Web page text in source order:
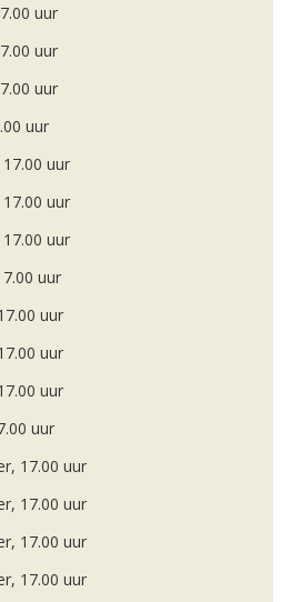
uur
uur
uur
uur
uur
uur
uur
uur
uur
uur
uur
uur
17.00 uur
17.00 uur
17.00 uur
17.00 uur